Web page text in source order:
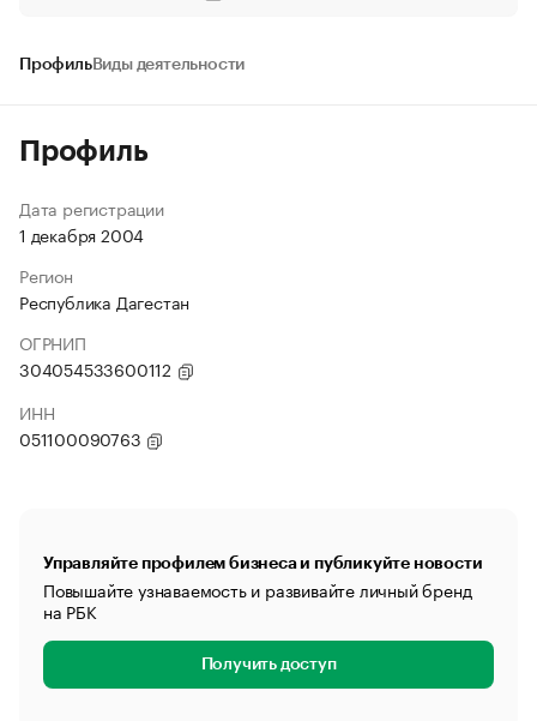
ПрофильВиды деятельности
Профиль
Дата регистрации
1 декабря 2004
Регион
Республика Дагестан
ОГРНИП
304054533600112
ИНН
051100090763
Управляйте профилем бизнеса и публикуйте новости
Повышайте узнаваемость и развивайте личный бренд
на РБК
Получить доступ